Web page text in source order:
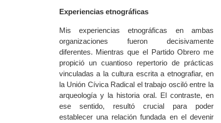
Experiencias etnográficas
Mis experiencias etnográficas en ambas
organizaciones fueron decisivamente
diferentes. Mientras que el Partido Obrero me
propició un cuantioso repertorio de prácticas
vinculadas a la cultura escrita a etnografiar, en
la Unión Cívica Radical el trabajo osciló entre la
arqueología y la historia oral. El contraste, en
ese sentido, resultó crucial para poder
establecer una relación fundada en el devenir